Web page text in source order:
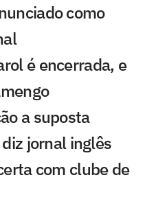
como
é encerrada, e
a suposta
jornal inglês
com clube de